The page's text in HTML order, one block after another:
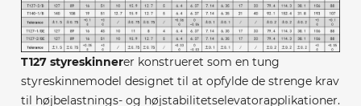
T127 styreskinnerer konstrueret som en tung
styreskinnemodel designet til at opfylde de strenge krav
til højbelastnings- og højstabilitetselevatorapplikationer.